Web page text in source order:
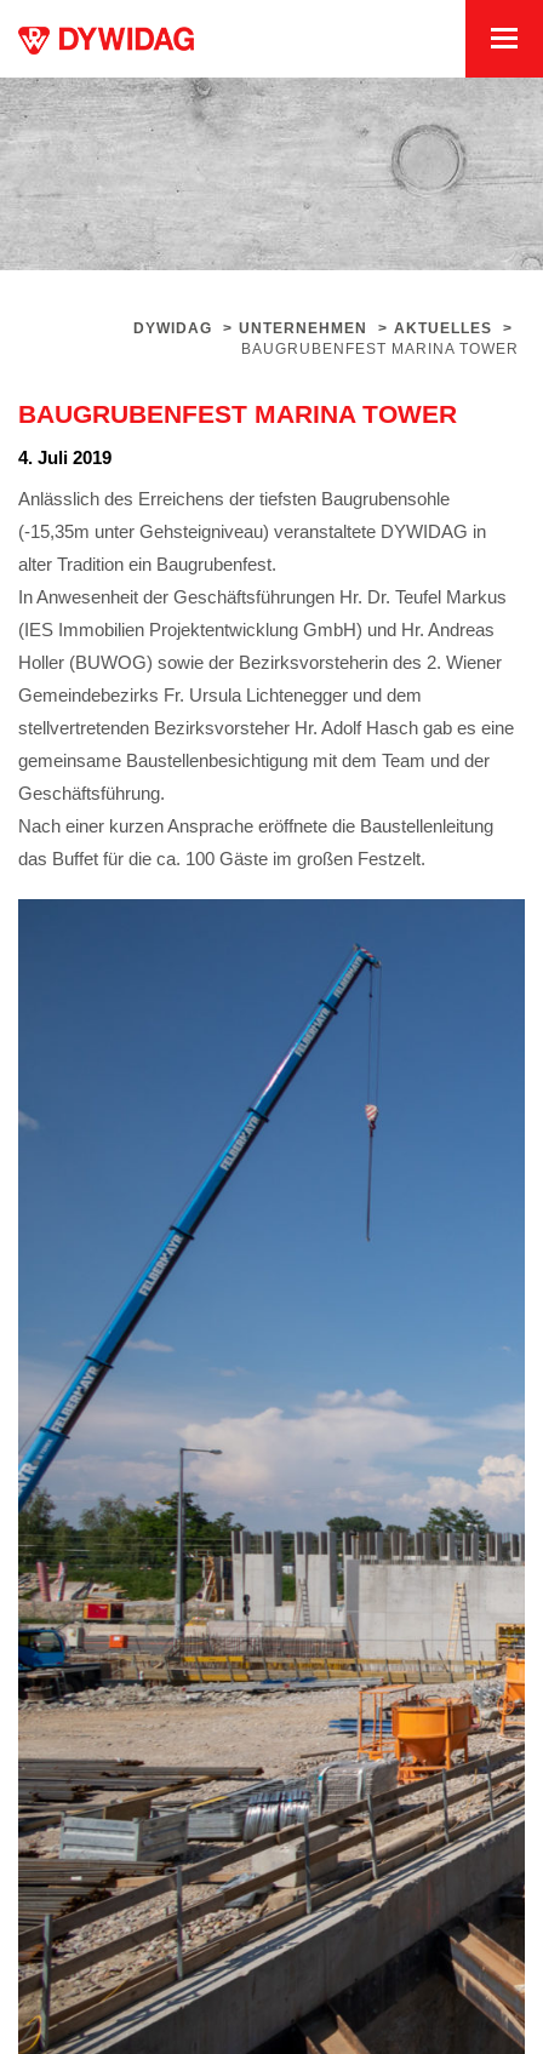
DYWIDAG > UNTERNEHMEN > AKTUELLES
>
BAUGRUBENFEST MARINA TOWER
BAUGRUBENFEST MARINA TOWER
4. Juli 2019
Anlässlich des Erreichens der tiefsten Baugrubensohle
(-15,35m unter Gehsteigniveau) veranstaltete DYWIDAG in
alter Tradition ein Baugrubenfest.
In Anwesenheit der Geschäftsführungen Hr. Dr. Teufel Markus
(IES Immobilien Projektentwicklung GmbH) und Hr. Andreas
Holler (BUWOG) sowie der Bezirksvorsteherin des 2. Wiener
Gemeindebezirks Fr. Ursula Lichtenegger und dem
stellvertretenden Bezirksvorsteher Hr. Adolf Hasch gab es eine
gemeinsame Baustellenbesichtigung mit dem Team und der
Geschäftsführung.
Nach einer kurzen Ansprache eröffnete die Baustellenleitung
das Buffet für die ca. 100 Gäste im großen Festzelt.